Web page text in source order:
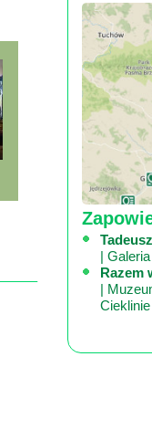
|
Razem
|
Cieklinie